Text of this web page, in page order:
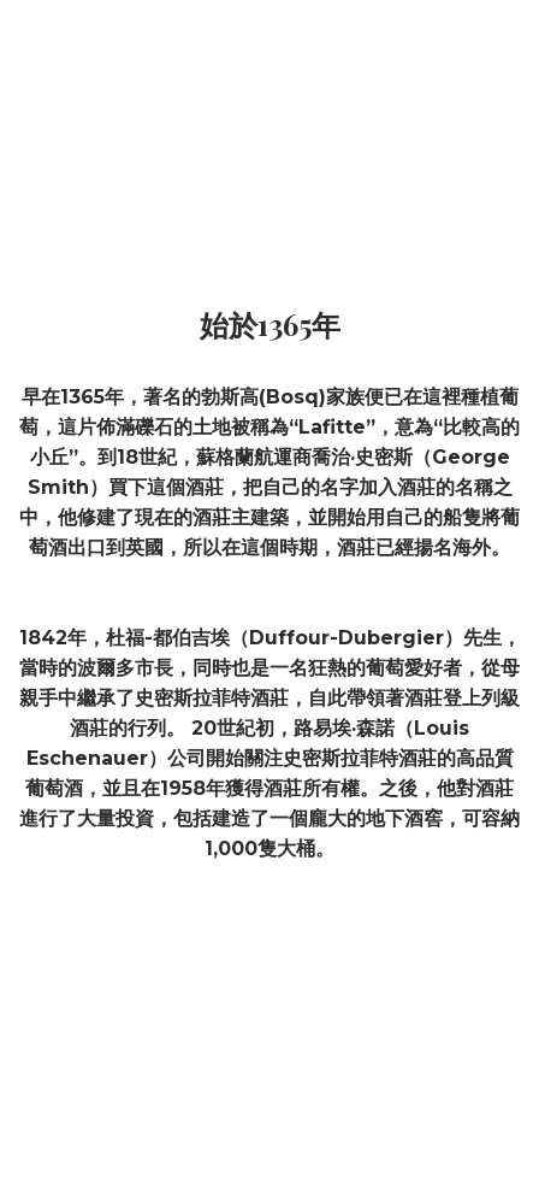
始於1365年
早在1365年，著名的勃斯高(Bosq)家族便已在這裡種植葡
萄，這片佈滿礫石的土地被稱為“Lafitte”，意為“比較高的
小丘”。到18世紀，蘇格蘭航運商喬治·史密斯（George
Smith）買下這個酒莊，把自己的名字加入酒莊的名稱之
中，他修建了現在的酒莊主建築，並開始用自己的船隻將葡
萄酒出口到英國，所以在這個時期，酒莊已經揚名海外。
1842年，杜福-都伯吉埃（Duffour-Dubergier）先生，
當時的波爾多市長，同時也是一名狂熱的葡萄愛好者，從母
親手中繼承了史密斯拉菲特酒莊，自此帶領著酒莊登上列級
酒莊的行列。 20世紀初，路易埃·森諾（Louis
Eschenauer）公司開始關注史密斯拉菲特酒莊的高品質
葡萄酒，並且在1958年獲得酒莊所有權。之後，他對酒莊
進行了大量投資，包括建造了一個龐大的地下酒窖，可容納
1,000隻大桶。